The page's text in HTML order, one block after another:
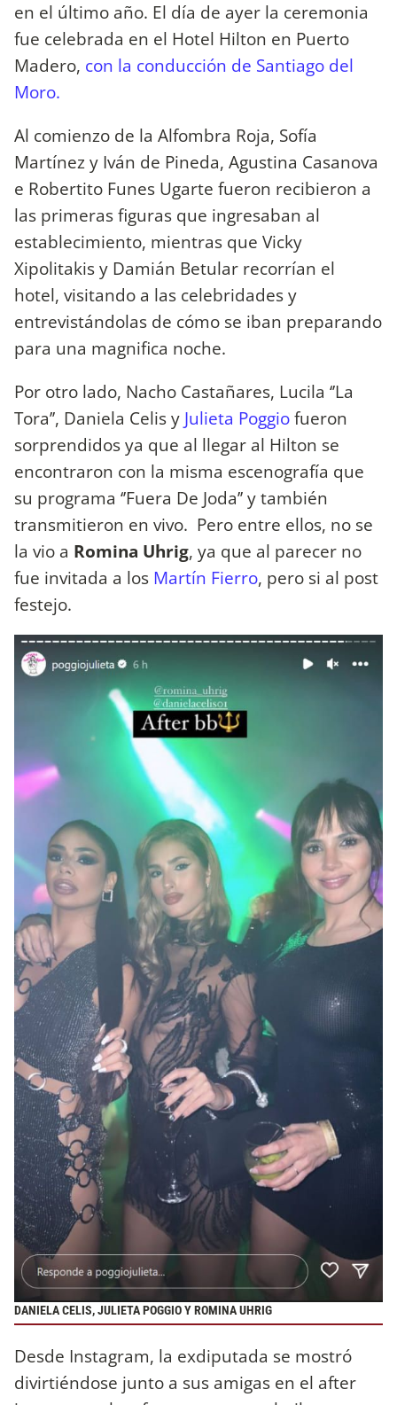
en el último año. El día de ayer la ceremonia
fue celebrada en el Hotel Hilton en Puerto
Madero, con la conducción de Santiago del
Moro.
Al comienzo de la Alfombra Roja, Sofía
Martínez y Iván de Pineda, Agustina Casanova
e Robertito Funes Ugarte fueron recibieron a
las primeras figuras que ingresaban al
establecimiento, mientras que Vicky
Xipolitakis y Damián Betular recorrían el
hotel, visitando a las celebridades y
entrevistándolas de cómo se iban preparando
para una magnifica noche.
Por otro lado, Nacho Castañares, Lucila ‘’La
Tora’’, Daniela Celis y Julieta Poggiofueron
sorprendidos ya que al llegar al Hilton se
encontraron con la misma escenografía que
su programa ‘’Fuera De Joda’’ y también
transmitieron en vivo. Pero entre ellos, no se
la vio a Romina Uhrig, ya que al parecer no
fue invitada a los Martín Fierro, pero si al post
festejo.
DANIELA CELIS, JULIETA POGGIO Y ROMINA UHRIG
Desde Instagram, la exdiputada se mostró
divirtiéndose junto a sus amigas en el after